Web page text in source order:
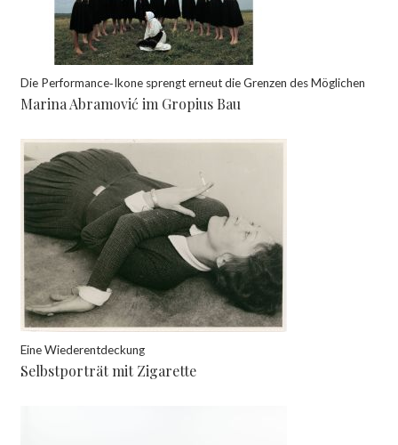
Die Performance‑Ikone sprengt erneut die Grenzen des Möglichen
Marina Abramović im Gropius Bau
Eine Wiederentdeckung
Selbstporträt mit Zigarette